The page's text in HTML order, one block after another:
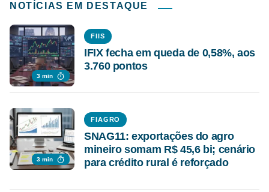
NOTÍCIAS EM DESTAQUE
3 min
FIIS
IFIX fecha em queda de 0,58%, aos
3.760 pontos
3 min
FIAGRO
SNAG11: exportações do agro
mineiro somam R$ 45,6 bi; cenário
para crédito rural é reforçado